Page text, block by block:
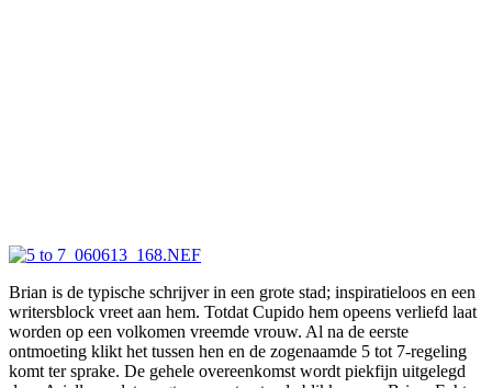
Brian is de typische schrijver in een grote stad; inspiratieloos en een
writersblock vreet aan hem. Totdat Cupido hem opeens verliefd laat
worden op een volkomen vreemde vrouw. Al na de eerste
ontmoeting klikt het tussen hen en de zogenaamde 5 tot 7-regeling
komt ter sprake. De gehele overeenkomst wordt piekfijn uitgelegd